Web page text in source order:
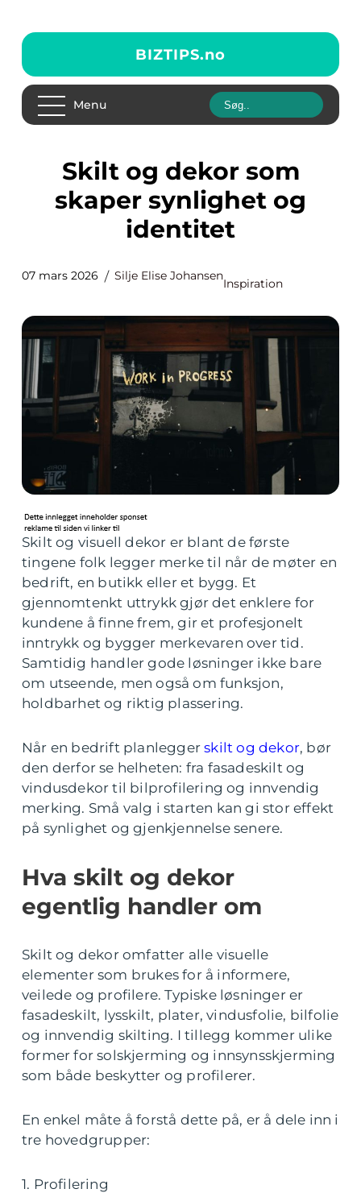
BIZTIPS.no
Menu
Skilt og dekor som
skaper synlighet og
identitet
07 mars 2026 Silje Elise Johansen
Inspiration
Skilt og visuell dekor er blant de første
tingene folk legger merke til når de møter en
bedrift, en butikk eller et bygg. Et
gjennomtenkt uttrykk gjør det enklere for
kundene å finne frem, gir et profesjonelt
inntrykk og bygger merkevaren over tid.
Samtidig handler gode løsninger ikke bare
om utseende, men også om funksjon,
holdbarhet og riktig plassering.
Når en bedrift planleggerskilt og dekor, bør
den derfor se helheten: fra fasadeskilt og
vindusdekor til bilprofilering og innvendig
merking. Små valg i starten kan gi stor effekt
på synlighet og gjenkjennelse senere.
Hva skilt og dekor
egentlig handler om
Skilt og dekor omfatter alle visuelle
elementer som brukes for å informere,
veilede og profilere. Typiske løsninger er
fasadeskilt, lysskilt, plater, vindusfolie, bilfolie
og innvendig skilting. I tillegg kommer ulike
former for solskjerming og innsynsskjerming
som både beskytter og profilerer.
En enkel måte å forstå dette på, er å dele inn i
tre hovedgrupper:
1. Profilering